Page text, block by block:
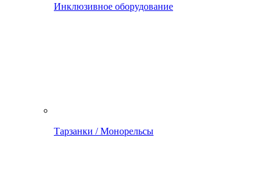
Инклюзивное оборудование
Тарзанки / Монорельсы